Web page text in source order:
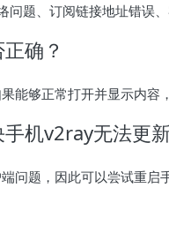
题、订阅链接地址错误
确？
能够正常打开并显示内容
机v2ray无法更
问题，因此可以尝试重启